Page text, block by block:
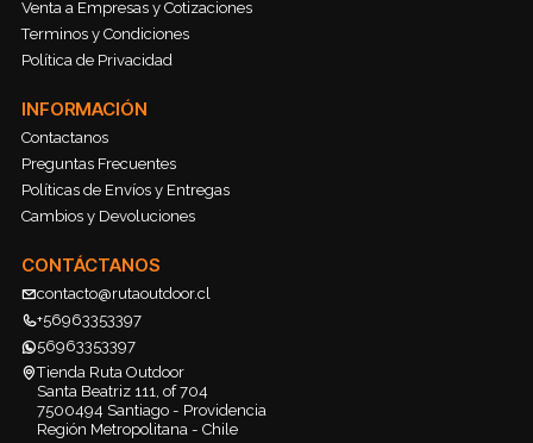
Venta a Empresas y Cotizaciones
Terminos y Condiciones
Política de Privacidad
INFORMACIÓN
Contactanos
Preguntas Frecuentes
Políticas de Envíos y Entregas
Cambios y Devoluciones
CONTÁCTANOS
contacto@rutaoutdoor.cl
+56963353397
56963353397
Tienda Ruta Outdoor
Santa Beatriz 111, of 704
7500494 Santiago - Providencia
Región Metropolitana - Chile